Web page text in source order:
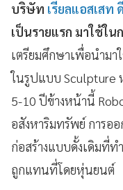
บริษัท เรียลแอสเสท
เป็นรายแรก มาใช้ใ
เตรียมศึกษาเพื่อนำม
ในรูปแบบ Sculpture
5-10 ปีข้างหน้านี้
อสังหาริมทรัพย์ การอ
ก่อสร้างแบบดั้งเดิมที่
ถูกแทนที่โดยหุ่นยนต์